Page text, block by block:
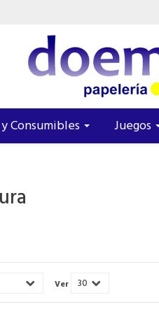
Consumibles Juegos
Ver